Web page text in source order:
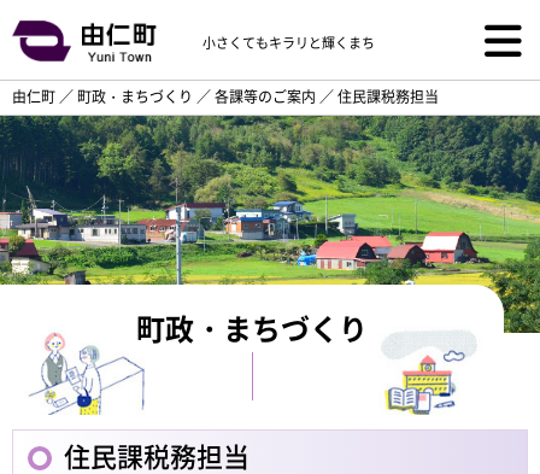
小さくてもキラリと輝くまち
由仁町 ／ 町政・まちづくり ／ 各課等のご案内 ／ 住民課税務担当
町政・まちづくり
住民課税務担当